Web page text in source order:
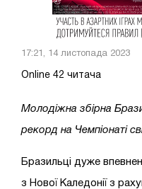
17:21, 14 листопада 2023
Online 42 читача
Молодіжна збірна
рекорд на Чемпіонаті
Бразильці дуже
з Нової Каледонії з